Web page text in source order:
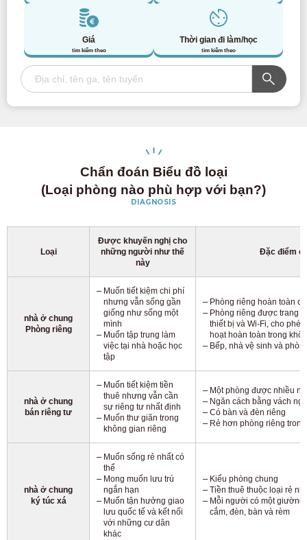
Giá
tìm kiếm theo
Thời gian đi làm/học
tìm kiếm theo
Chẩn đoán Biểu đồ loại
(Loại phòng nào phù hợp với bạn?)
DIAGNOSIS
Loại
Được khuyến nghị cho
những người như thế
này
Đặc điểm
nhà ở chung
Phòng riêng
Muốn tiết kiệm chi phí
nhưng vẫn sống gần
giống như sống một
mình
Muốn tập trung làm
việc tại nhà hoặc học
tập
Phòng riêng hoàn toàn
Phòng riêng được trang
thiết bị và Wi-Fi, cho
hoạt hoàn toàn trong
Bếp, nhà vệ sinh và
nhà ở chung
bán riêng tư
Muốn tiết kiệm tiền
thuê nhưng vẫn cần
sự riêng tư nhất định
Muốn thư giãn trong
không gian riêng
Một phòng được nhiều
Ngăn cách bằng vách
Có bàn và đèn riêng
Rẻ hơn phòng riêng
nhà ở chung
ký túc xá
Muốn sống rẻ nhất có
thể
Mong muốn lưu trú
ngắn hạn
Muốn tận hưởng giao
lưu quốc tế và kết nối
với những cư dân
khác
Kiểu phòng chung
Tiền thuê thuộc loại rẻ
Mỗi người có một giường
cắm, đèn, bàn và rèm